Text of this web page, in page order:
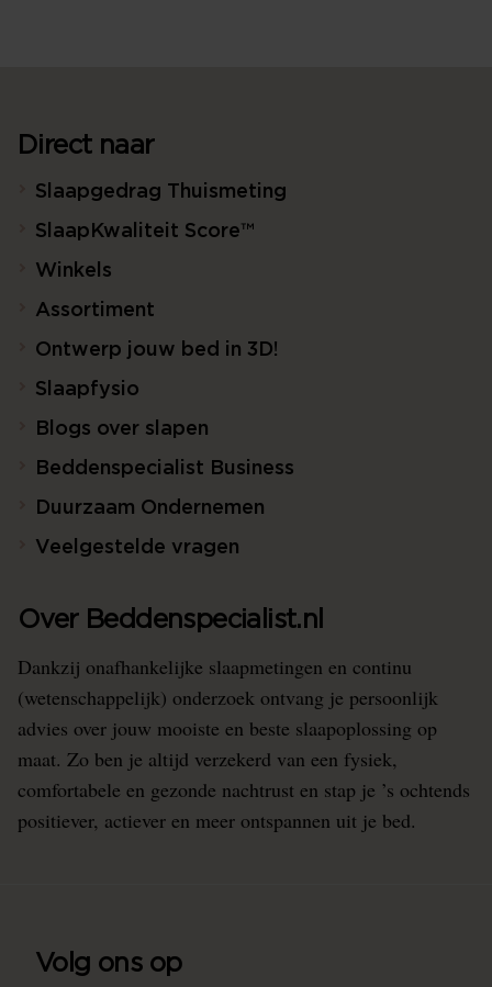
Direct naar
Slaapgedrag Thuismeting
SlaapKwaliteit Score™
Winkels
Assortiment
Ontwerp jouw bed in 3D!
Slaapfysio
Blogs over slapen
Beddenspecialist Business
Duurzaam Ondernemen
Veelgestelde vragen
Over Beddenspecialist.nl
Dankzij onafhankelijke slaapmetingen en continu
(wetenschappelijk) onderzoek ontvang je persoonlijk
advies over jouw mooiste en beste slaapoplossing op
maat. Zo ben je altijd verzekerd van een fysiek,
comfortabele en gezonde nachtrust en stap je ’s ochtends
positiever, actiever en meer ontspannen uit je bed.
Volg ons op